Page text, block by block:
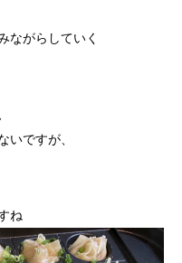
ながらしていく
いですが、
ね